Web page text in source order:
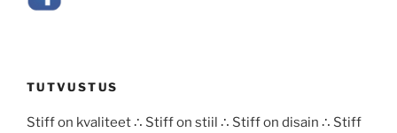
TUTVUSTUS
Stiff on kvaliteet ∴ Stiff on stiil ∴ Stiff on disain ∴ Stiff